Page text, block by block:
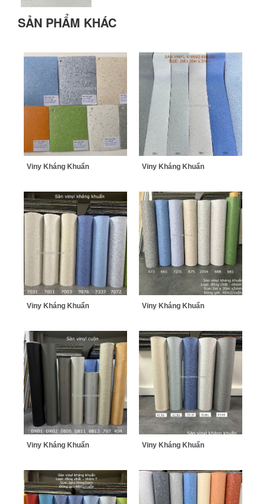
SẢN PHẨM KHÁC
Viny Kháng Khuẩn Viny Kháng Khuẩn
Viny Kháng Khuẩn Viny Kháng Khuẩn
Viny Kháng Khuẩn Viny Kháng Khuẩn